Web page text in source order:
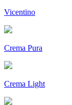
Vicentino
Crema Pura
Crema Light